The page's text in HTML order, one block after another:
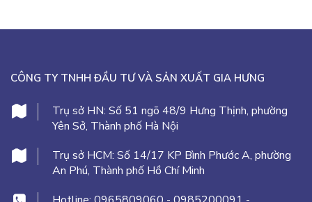
CÔNG TY TNHH ĐẦU TƯ VÀ SẢN XUẤT GIA HƯNG
Trụ sở HN: Số 51 ngõ 48/9 Hưng Thịnh, phường
Yên Sở, Thành phố Hà Nội
Trụ sở HCM: Số 14/17 KP Bình Phước A, phường
An Phú, Thành phố Hồ Chí Minh